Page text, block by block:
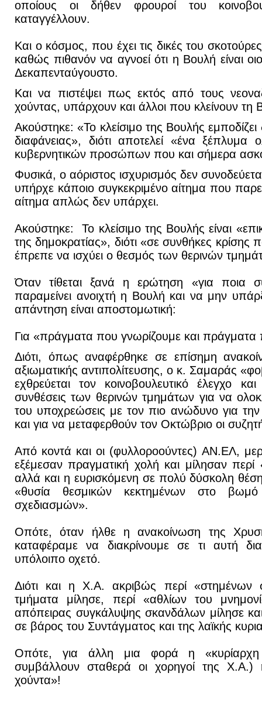
οποίους οι δήθεν φρουροί του
καταγγέλλουν.
Και ο κόσμος, που έχει τις δικές του
καθώς πιθανόν να αγνοεί ότι η Βουλή είναι
Δεκαπενταύγουστο.
Και να πιστέψει πως εκτός από τους
χούντας, υπάρχουν και άλλοι που κλείνουν τη
Ακούστηκε: «Το κλείσιμο της Βουλής εμποδίζει
διαφάνειας», διότι αποτελεί «ένα ξέπλυμα
κυβερνητικών προσώπων που και σήμερα
Φυσικά, ο αόριστος ισχυρισμός δεν
υπήρχε κάποιο συγκεκριμένο αίτημα που
αίτημα απλώς δεν υπάρχει.
Ακούστηκε: Το κλείσιμο της Βουλής είναι
της δημοκρατίας», διότι «σε συνθήκες
έπρεπε να ισχύει ο θεσμός των θερινών
Όταν τίθεται ξανά η ερώτηση «για ποια
παραμείνει ανοιχτή η Βουλή και να μην
απάντηση είναι αποστομωτική:
Για «πράγματα που γνωρίζουμε και πράγματα
Διότι, όπως αναφέρθηκε σε επίσημη
αξιωματικής αντιπολίτευσης, ο κ. Σαμαράς
εχθρεύεται τον κοινοβουλευτικό έλεγχο
συνθέσεις των θερινών τμημάτων για να
του υποχρεώσεις με τον πιο ανώδυνο για
και για να μεταφερθούν τον Οκτώβριο οι
Από κοντά και οι (φυλλοροούντες) ΑΝ.ΕΛ,
εξέμεσαν πραγματική χολή και μίλησαν
αλλά και η ευρισκόμενη σε πολύ δύσκολη
«θυσία θεσμικών κεκτημένων στο βωμό
σχεδιασμών».
Οπότε, όταν ήλθε η ανακοίνωση της
καταφέραμε να διακρίνουμε σε τι αυτή
υπόλοιπο οχετό.
Διότι και η Χ.Α. ακριβώς περί «στημένων
τμήματα μίλησε, περί «αθλίων του
απόπειρας συγκάλυψης σκανδάλων μίλησε
σε βάρος του Συντάγματος και της λαϊκής
Οπότε, για άλλη μια φορά η
συμβάλλουν σταθερά οι χορηγοί της Χ.Α.)
χούντα»!